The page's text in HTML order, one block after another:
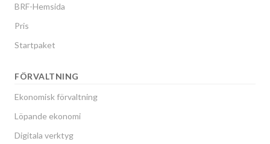
BRF-Hemsida
Pris
Startpaket
FÖRVALTNING
Ekonomisk förvaltning
Löpande ekonomi
Digitala verktyg